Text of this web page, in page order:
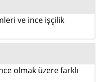
ve ince işçilik
olmak üzere farklı